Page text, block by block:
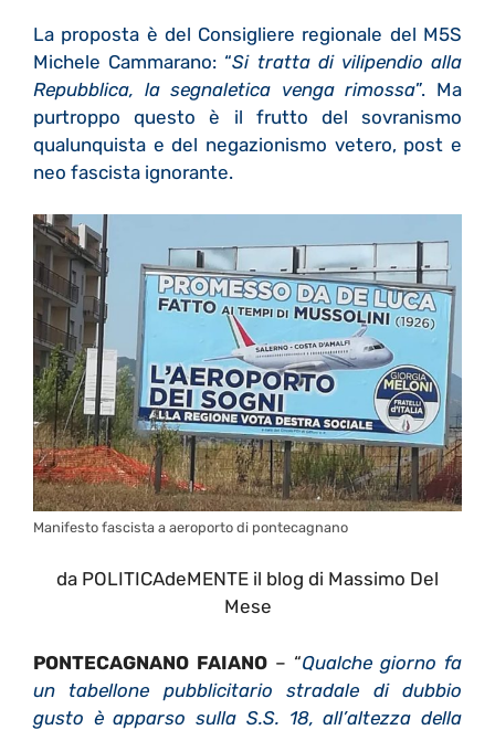
La proposta è del Consigliere regionale del M5S
Michele Cammarano: “Si tratta di vilipendio alla
Repubblica, la segnaletica venga rimossa”. Ma
purtroppo questo è il frutto del sovranismo
qualunquista e del negazionismo vetero, post e
neo fascista ignorante.
Manifesto fascista a aeroporto di pontecagnano
da POLITICAdeMENTE il blog di Massimo Del
Mese
PONTECAGNANO FAIANO – “Qualche giorno fa
un tabellone pubblicitario stradale di dubbio
gusto è apparso sulla S.S. 18, all’altezza della